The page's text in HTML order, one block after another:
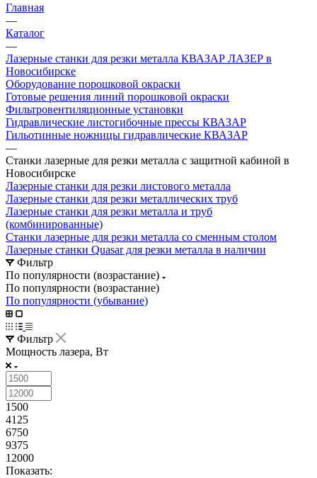
Главная
—
Каталог
—
Лазерные станки для резки металла КВАЗАР ЛАЗЕР в
Новосибирске
Оборудование порошковой окраски
Готовые решения линий порошковой окраски
Фильтровентиляционные установки
Гидравлические листогибочные прессы КВАЗАР
Гильотинные ножницы гидравлические КВАЗАР
—
Станки лазерные для резки металла с защитной кабиной в
Новосибирске
Лазерные станки для резки листового металла
Лазерные станки для резки металлических труб
Лазерные станки для резки металла и труб
(комбинированные)
Станки лазерные для резки металла со сменным столом
Лазерные станки Quasar для резки металла в наличии
Фильтр
По популярности (возрастание)
По популярности (возрастание)
По популярности (убывание)
Фильтр
Мощность лазера, Вт
1500
4125
6750
9375
12000
Показать: